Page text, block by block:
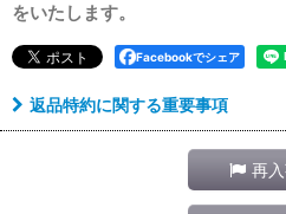
をいたします。
Facebookでシェア
返品特約に関する重要事項
再